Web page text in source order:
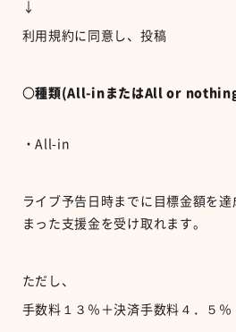
↓
利用規約に同意し、投稿
〇種類(All-inまたはAll or
・All-in
ライブ予告日時までに目標金額を
まった支援金を受け取れます。
ただし、
手数料１３％＋決済手数料４．５％